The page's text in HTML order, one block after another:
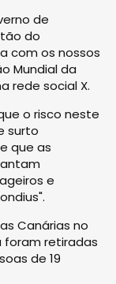
de
do
com os nossos
Mundial da
rede social X.
o risco neste
surto
que as
e
Canárias no
foram retiradas
de 19